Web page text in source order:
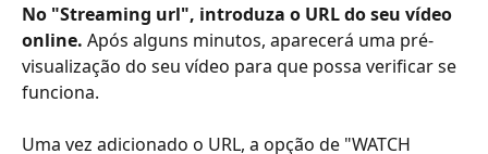
No "Streaming url", introduza o URL do seu vídeo
online. Após alguns minutos, aparecerá uma pré-
visualização do seu vídeo para que possa verificar se
funciona.
Uma vez adicionado o URL, a opção de "WATCH